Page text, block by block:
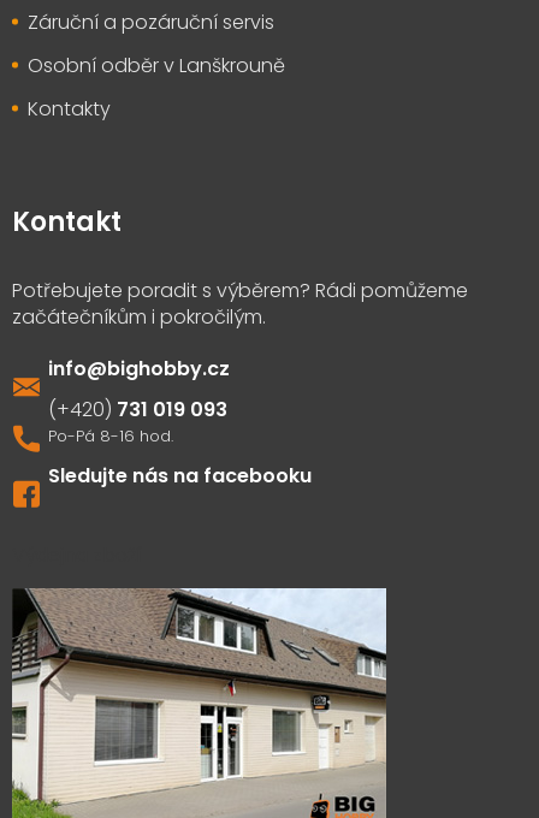
Záruční a pozáruční servis
Osobní odběr v Lanškrouně
Kontakty
Kontakt
info@bighobby.cz
731 019 093
Sledujte nás na facebooku